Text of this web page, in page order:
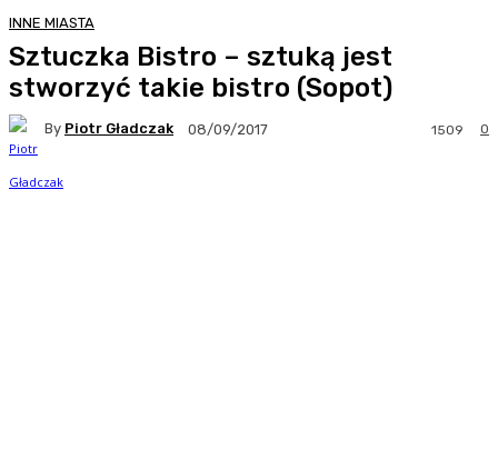
INNE MIASTA
Sztuczka Bistro – sztuką jest
stworzyć takie bistro (Sopot)
By Piotr Gładczak 08/09/2017 0
1509